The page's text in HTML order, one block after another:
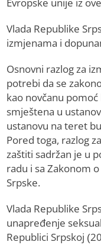
Evropske unije iz
Vlada Republike
izmjenama i
Osnovni razlog za
potrebi da se
kao novčanu
smještena u
ustanovu na teret
Pored toga, razlog
zaštiti sadržan je u
radu i sa Zakonom
Srpske.
Vlada Republike
unapređenje
Republici Srpskoj